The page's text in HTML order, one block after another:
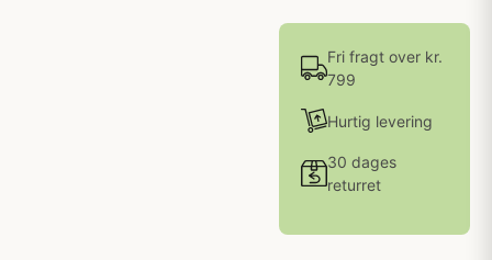
Fri fragt over kr.
799
Hurtig levering
30 dages
returret